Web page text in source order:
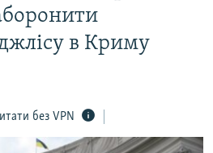
в Криму
без VPN